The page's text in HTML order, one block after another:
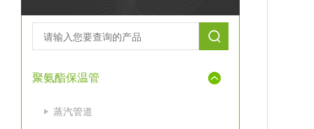
聚氨酯保温管
蒸汽管道